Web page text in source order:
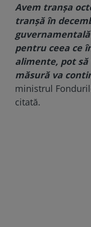
Avem tranșa
tranșă în
pentru ceea ce
alimente, pot să
măsură va
ministrul
citată.